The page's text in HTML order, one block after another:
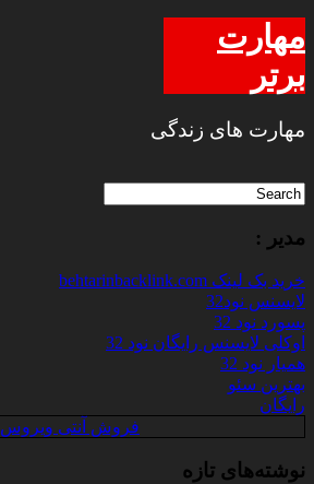
مهارت
برتر
مهارت های زندگی
مدیر :
خرید بک لینک behtarinbacklink.com
لایسنس نود32
پسورد نود 32
اوکلی لایسنس رایگان نود 32
همیار نود 32
بهترین سئو
رایگان
فروش آنتی ویروس
نوشته‌های تازه